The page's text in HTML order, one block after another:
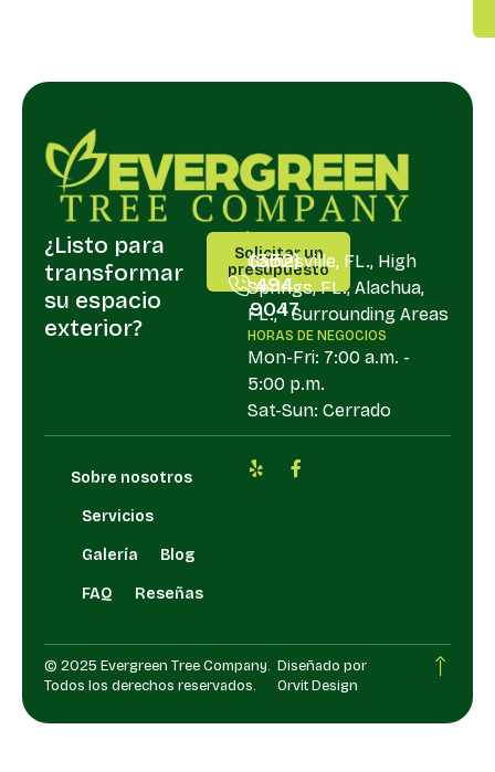
¿Listo para
transformar
su espacio
exterior?
Solicitar un
presupuesto
(352)
494
9047
Gainesville, FL., High
Springs, FL., Alachua,
FL., " Surrounding Areas
HORAS DE NEGOCIOS
Mon-Fri: 7:00 a.m. -
5:00 p.m.
Sat-Sun: Cerrado
Sobre nosotros
Servicios
Galería Blog
FAQ Reseñas
© 2025 Evergreen Tree Company.
Todos los derechos reservados.
Diseñado por
Orvit Design